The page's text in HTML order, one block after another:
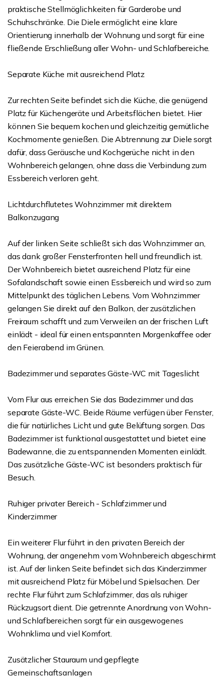
praktische Stellmöglichkeiten für Garderobe und
Schuhschränke. Die Diele ermöglicht eine klare
Orientierung innerhalb der Wohnung und sorgt für eine
fließende Erschließung aller Wohn- und Schlafbereiche.
Separate Küche mit ausreichend Platz
Zur rechten Seite befindet sich die Küche, die genügend
Platz für Küchengeräte und Arbeitsflächen bietet. Hier
können Sie bequem kochen und gleichzeitig gemütliche
Kochmomente genießen. Die Abtrennung zur Diele sorgt
dafür, dass Geräusche und Kochgerüche nicht in den
Wohnbereich gelangen, ohne dass die Verbindung zum
Essbereich verloren geht.
Lichtdurchflutetes Wohnzimmer mit direktem
Balkonzugang
Auf der linken Seite schließt sich das Wohnzimmer an,
das dank großer Fensterfronten hell und freundlich ist.
Der Wohnbereich bietet ausreichend Platz für eine
Sofalandschaft sowie einen Essbereich und wird so zum
Mittelpunkt des täglichen Lebens. Vom Wohnzimmer
gelangen Sie direkt auf den Balkon, der zusätzlichen
Freiraum schafft und zum Verweilen an der frischen Luft
einlädt - ideal für einen entspannten Morgenkaffee oder
den Feierabend im Grünen.
Badezimmer und separates Gäste-WC mit Tageslicht
Vom Flur aus erreichen Sie das Badezimmer und das
separate Gäste-WC. Beide Räume verfügen über Fenster,
die für natürliches Licht und gute Belüftung sorgen. Das
Badezimmer ist funktional ausgestattet und bietet eine
Badewanne, die zu entspannenden Momenten einlädt.
Das zusätzliche Gäste-WC ist besonders praktisch für
Besuch.
Ruhiger privater Bereich - Schlafzimmer und
Kinderzimmer
Ein weiterer Flur führt in den privaten Bereich der
Wohnung, der angenehm vom Wohnbereich abgeschirmt
ist. Auf der linken Seite befindet sich das Kinderzimmer
mit ausreichend Platz für Möbel und Spielsachen. Der
rechte Flur führt zum Schlafzimmer, das als ruhiger
Rückzugsort dient. Die getrennte Anordnung von Wohn-
und Schlafbereichen sorgt für ein ausgewogenes
Wohnklima und viel Komfort.
Zusätzlicher Stauraum und gepflegte
Gemeinschaftsanlagen